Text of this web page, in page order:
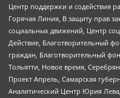
Центр поддержки и содействия
Горячая Линия, В защиту прав
социальных движений, Центр
Действие, Благотворительный
граждан, Благотворительный
Тольятти, Новое время,
Проект Апрель, Самарская
Аналитический Центр Юрия